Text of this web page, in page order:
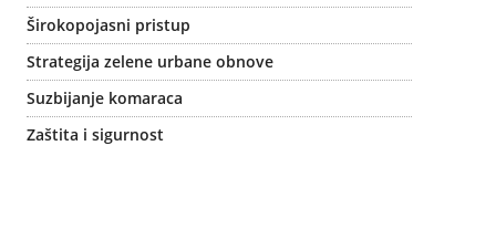
Širokopojasni pristup
Strategija zelene urbane obnove
Suzbijanje komaraca
Zaštita i sigurnost